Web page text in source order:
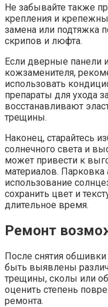
Не забывайте также
крепления и
замена или подтяжка
скрипов и люфта.
Если дверные панели
кожзаменителя,
использовать
препараты для ухода
восстанавливают
трещины.
Наконец, старайтесь
солнечного света и
может привести к
материалов.
использование
сохранить цвет и
длительное время.
Ремонт
После снятия
быть выявлены
трещины, сколы или
оценить степень
ремонта.